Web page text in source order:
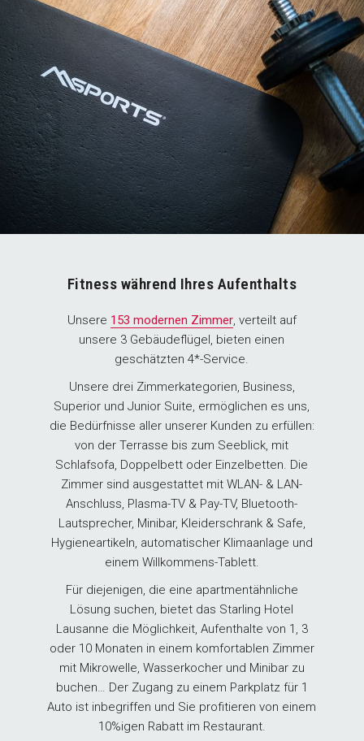
Fitness während Ihres Aufenthalts
Unsere 153 modernen Zimmer, verteilt auf
unsere 3 Gebäudeflügel, bieten einen
geschätzten 4*-Service.
Unsere drei Zimmerkategorien, Business,
Superior und Junior Suite, ermöglichen es uns,
die Bedürfnisse aller unserer Kunden zu erfüllen:
von der Terrasse bis zum Seeblick, mit
Schlafsofa, Doppelbett oder Einzelbetten. Die
Zimmer sind ausgestattet mit WLAN- & LAN-
Anschluss, Plasma-TV & Pay-TV, Bluetooth-
Lautsprecher, Minibar, Kleiderschrank & Safe,
Hygieneartikeln, automatischer Klimaanlage und
einem Willkommens-Tablett.
Für diejenigen, die eine apartmentähnliche
Lösung suchen, bietet das Starling Hotel
Lausanne die Möglichkeit, Aufenthalte von 1, 3
oder 10 Monaten in einem komfortablen Zimmer
mit Mikrowelle, Wasserkocher und Minibar zu
buchen… Der Zugang zu einem Parkplatz für 1
Auto ist inbegriffen und Sie profitieren von einem
10%igen Rabatt im Restaurant.